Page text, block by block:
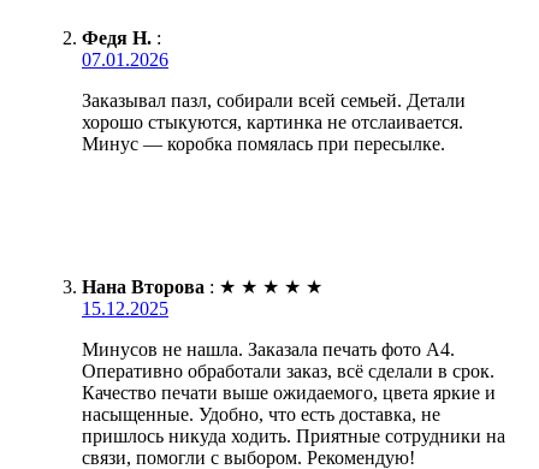
Федя Н. :
07.01.2026
Заказывал пазл, собирали всей семьей. Детали
хорошо стыкуются, картинка не отслаивается.
Минус — коробка помялась при пересылке.
Нана Второва : ★ ★ ★ ★ ★
15.12.2025
Минусов не нашла. Заказала печать фото А4.
Оперативно обработали заказ, всё сделали в срок.
Качество печати выше ожидаемого, цвета яркие и
насыщенные. Удобно, что есть доставка, не
пришлось никуда ходить. Приятные сотрудники на
связи, помогли с выбором. Рекомендую!